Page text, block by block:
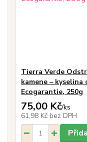
Tierra Verde
kamene –
Ecogarantie, 250g
75,00 Kč/ks
61,98 Kč bez DPH